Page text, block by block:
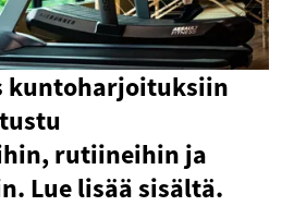
kuntoharjoituksiin
rutiineihin ja
Lue lisää sisältä.